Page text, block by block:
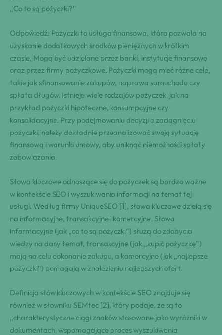
„Co to są pożyczki?”
Odpowiedź: Pożyczki to usługa finansowa, która pozwala na
uzyskanie dodatkowych środków pieniężnych w krótkim
czasie. Mogą być udzielane przez banki, instytucje finansowe
oraz przez firmy pożyczkowe. Pożyczki mogą mieć różne cele,
takie jak sfinansowanie zakupów, naprawa samochodu czy
spłata długów. Istnieje wiele rodzajów pożyczek, jak na
przykład pożyczki hipoteczne, konsumpcyjne czy
konsolidacyjne. Przy podejmowaniu decyzji o zaciągnięciu
pożyczki, należy dokładnie przeanalizować swoją sytuację
finansową i warunki umowy, aby uniknąć niemożności spłaty
zobowiązania.
Słowa kluczowe odnoszące się do pożyczek są bardzo ważne
w kontekście SEO i wyszukiwania informacji na temat tej
usługi. Według firmy UniqueSEO [1], słowa kluczowe dzielą się
na informacyjne, transakcyjne i komercyjne. Słowa
informacyjne (jak „co to są pożyczki”) służą do zdobycia
wiedzy na dany temat, transakcyjne (jak „kupić pożyczkę”)
mają na celu dokonanie zakupu, a komercyjne (jak „najlepsze
pożyczki”) pomagają w znalezieniu najlepszych ofert.
Definicja słów kluczowych w kontekście SEO znajduje się
również w słowniku SEMtec [2], który podaje, że są to
„charakterystyczne ciągi znaków stosowane jako wyróżniki w
dokumentach, wspomagające proces wyszukiwania